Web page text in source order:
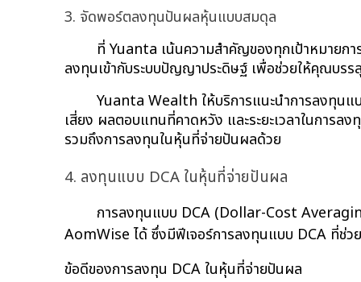
3. จัดพอร์ตลงทุนปันผลหุ้นแบบสมดุล
ที่ Yuanta เน้นความสำคัญของทุกเป้าหมายก
ลงทุนเข้ากับระบบปัญญาประดิษฐ์ เพื่อช่วยให้คุณบร
Yuanta Wealth ให้บริการแนะนำการลงทุน
เสี่ยง ผลตอบแทนที่คาดหวัง และระยะเวลาในการ
รวมถึงการลงทุนในหุ้นที่จ่ายปันผลด้วย
4. ลงทุนแบบ DCA ในหุ้นที่จ่ายปันผล
การลงทุนแบบ DCA (Dollar-Cost
AomWise ได้ ซึ่งมีฟีเจอร์การลงทุนแบบ DCA ที่ช่
ข้อดีของการลงทุน DCA ในหุ้นที่จ่ายปันผล